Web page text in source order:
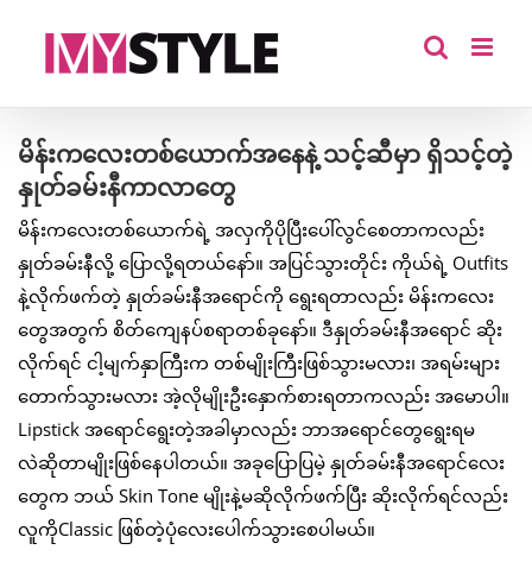
မိန်းကလေးတစ်ယောက်အနေနဲ့ သင့်ဆီမှာ ရှိသင့်တဲ့
နှုတ်ခမ်းနီကာလာတွေ
မိန်းကလေးတစ်ယောက်ရဲ့ အလှကိုပိုပြီးပေါ်လွင်စေတာကလည်း
နှုတ်ခမ်းနီလို့ ပြောလို့ရတယ်နော်။ အပြင်သွားတိုင်း ကိုယ်ရဲ့ Outfits
နဲ့လိုက်ဖက်တဲ့ နှုတ်ခမ်းနီအရောင်ကို ရွေးရတာလည်း မိန်းကလေး
တွေအတွက် စိတ်ကျေနပ်စရာတစ်ခုနော်။ ဒီနှုတ်ခမ်းနီအရောင် ဆိုး
လိုက်ရင် ငါ့မျက်နှာကြီးက တစ်မျိုးကြီးဖြစ်သွားမလား၊ အရမ်းများ
တောက်သွားမလား အဲ့လိုမျိုးဦးနှောက်စားရတာကလည်း အမောပါ။
Lipstick အရောင်ရွေးတဲ့အခါမှာလည်း ဘာအရောင်တွေရွေးရမ
လဲဆိုတာမျိုးဖြစ်နေပါတယ်။ အခုပြောပြမဲ့ နှုတ်ခမ်းနီအရောင်လေး
တွေက ဘယ် Skin Tone မျိုးနဲ့မဆိုလိုက်ဖက်ပြီး ဆိုးလိုက်ရင်လည်း
လူကိုClassic ဖြစ်တဲ့ပုံလေးပေါက်သွားစေပါမယ်။